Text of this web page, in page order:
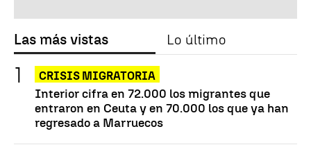
Las más vistas Lo último
CRISIS MIGRATORIA
Interior cifra en 72.000 los migrantes que
entraron en Ceuta y en 70.000 los que ya han
regresado a Marruecos